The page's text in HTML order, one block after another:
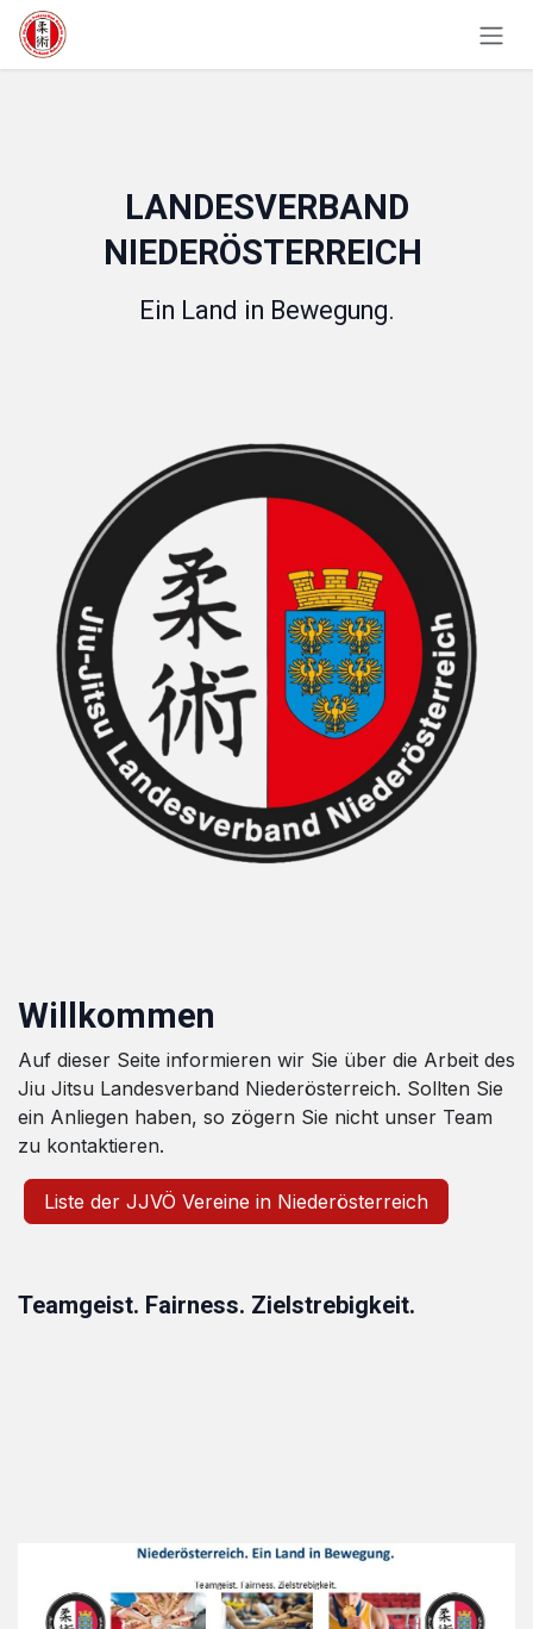
Zum Inhalt springen
LANDESVERBAND
NIEDERÖSTERREICH
Ein Land in Bewegung.
Willkommen
Auf dieser Seite informieren wir Sie über die Arbeit des
Jiu Jitsu Landesverband Niederösterreich. Sollten Sie
ein Anliegen haben, so zögern Sie nicht unser Team
zu kontaktieren.
Liste der JJVÖ Vereine in Niederösterreich
Teamgeist. Fairness. Zielstrebigkeit.